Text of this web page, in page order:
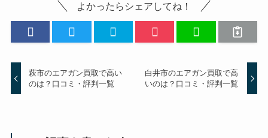
よかったらシェアしてね！
萩市のエアガン買取で高い
のは？口コミ・評判一覧
白井市のエアガン買取で高
いのは？口コミ・評判一覧